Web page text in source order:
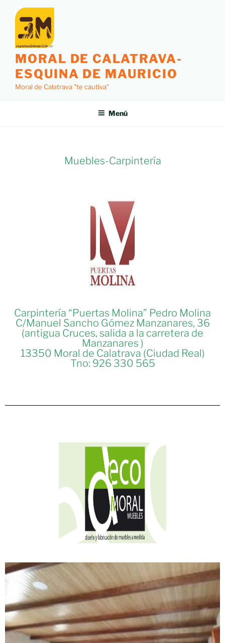
MORAL DE CALATRAVA-
ESQUINA DE MAURICIO
Moral de Calatrava "te cautiva"
Menú
Muebles-Carpintería
Carpintería “Puertas Molina” Pedro Molina
C/Manuel Sancho Gómez Manzanares, 36
(antigua Cruces, salida a la carretera de
Manzanares )
13350 Moral de Calatrava (Ciudad Real)
Tno: 926 330 565